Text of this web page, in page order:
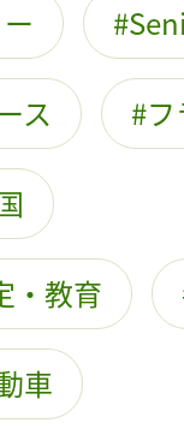
ス
・教育
車